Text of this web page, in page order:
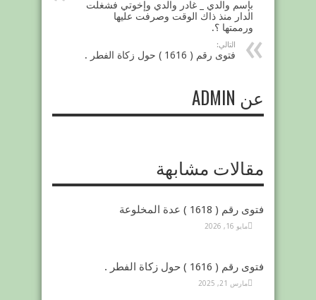
بإسم والدي _ غادر والدي وإخوتي فشغلت
الدار منذ ذاك الوقت وصرفت عليها
ورممتها ؟.
التالي:
فتوى رقم ( 1616 ) حول زكاة الفطر .
عن ADMIN
مقالات مشابهة
فتوى رقم ( 1618 ) عدة المخلوعة
مايو 16, 2026
فتوى رقم ( 1616 ) حول زكاة الفطر .
مارس 21, 2025